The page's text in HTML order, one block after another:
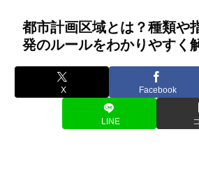
都市計画区域とは？種類や
発のルールをわかりやすく
X Facebook
LINE